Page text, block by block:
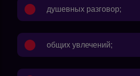
душевных разговор;
общих увлечений;